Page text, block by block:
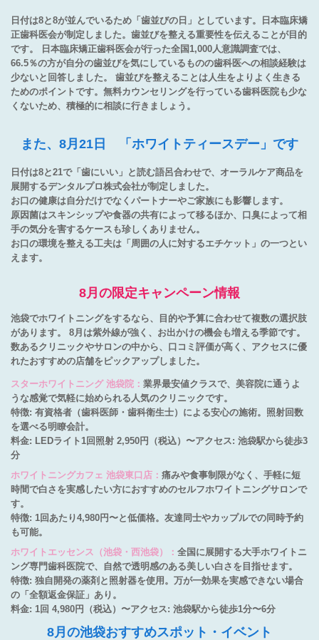
日付は8と8が並んでいるため「歯並びの日」としています。日本臨床矯
正歯科医会が制定しました。歯並びを整える重要性を伝えることが目的
です。 日本臨床矯正歯科医会が行った全国1,000人意識調査では、
66.5％の方が自分の歯並びを気にしているものの歯科医への相談経験は
少ないと回答しました。 歯並びを整えることは人生をよりよく生きる
ためのポイントです。無料カウンセリングを行っている歯科医院も少な
くないため、積極的に相談に行きましょう。
また、8月21日 「ホワイトティースデー」です
日付は8と21で「歯にいい」と読む語呂合わせで、オーラルケア商品を
展開するデンタルプロ株式会社が制定しました。
お口の健康は自分だけでなくパートナーやご家族にも影響します。
原因菌はスキンシップや食器の共有によって移るほか、口臭によって相
手の気分を害するケースも珍しくありません。
お口の環境を整える工夫は「周囲の人に対するエチケット」の一つとい
えます。
8月の限定キャンペーン情報
池袋でホワイトニングをするなら、目的や予算に合わせて複数の選択肢
があります。 8月は紫外線が強く、お出かけの機会も増える季節です。
数あるクリニックやサロンの中から、口コミ評価が高く、アクセスに優
れたおすすめの店舗をピックアップしました。
スターホワイトニング 池袋院： 業界最安値クラスで、美容院に通うよ
うな感覚で気軽に始められる人気のクリニックです。
特徴: 有資格者（歯科医師・歯科衛生士）による安心の施術。照射回数
を選べる明瞭会計。
料金: LEDライト1回照射 2,950円（税込）〜アクセス: 池袋駅から徒歩3
分
ホワイトニングカフェ 池袋東口店： 痛みや食事制限がなく、手軽に短
時間で白さを実感したい方におすすめのセルフホワイトニングサロンで
す。
特徴: 1回あたり4,980円〜と低価格。友達同士やカップルでの同時予約
も可能。
ホワイトエッセンス（池袋・西池袋）： 全国に展開する大手ホワイトニ
ング専門歯科医院で、自然で透明感のある美しい白さを目指せます。
特徴: 独自開発の薬剤と照射器を使用。万が一効果を実感できない場合
の「全額返金保証」あり。
料金: 1回 4,980円（税込）〜アクセス: 池袋駅から徒歩1分〜6分
8月の池袋おすすめスポット・イベント